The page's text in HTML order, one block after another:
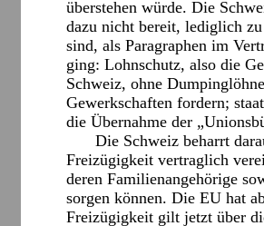
überstehen würde. Die
dazu nicht bereit, lediglich
sind, als Paragraphen im
ging: Lohnschutz, also die
Schweiz, ohne
Gewerkschaften fordern;
die Übernahme der
Die Schweiz beharrt
Freizügigkeit vertraglich
deren Familienangehörige
sorgen können. Die EU hat
Freizügigkeit gilt jetzt über